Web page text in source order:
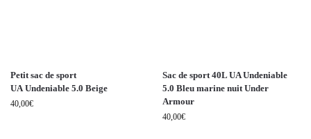
Petit sac de sport
UA Undeniable 5.0 Beige
40,00€
Sac de sport 40L UA Undeniable
5.0 Bleu marine nuit Under
Armour
40,00€